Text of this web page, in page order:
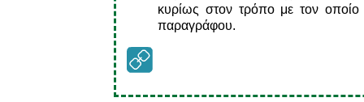
κυρίως στον τρόπο με τον οποίο
παραγράφου.